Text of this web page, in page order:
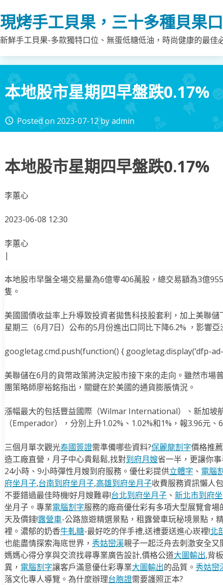
to
content
現烤手工貝果，三十多種貝果
新鮮手工貝果-多款獨特口位、無蛋低糖低油，時尚健康的最
本地股市星期四早盤跌0.17%
access_time Posted on 2023-07-12byadmin
本地股市星期四早盤跌0.17%
李蕙心
2023-06-08 12:30
李蕙心
|
本地股市早盤全場交易量為6億零406萬股，總交易額為3億
隻。
美國國債收益率上升導致投資者拋售科技股套利，加上美聯
星期三（6月7日）公布的5月份進出口同比下降6.2% ，影響
googletag.cmd.push(function() { googletag.display(‘dfp-ad-
美聯儲在6月的貨幣政策將決定股市接下來的走向。雖然市場
團策略師廖裕銘指出，關鍵在於美國的通貨膨脹情況。
漲幅最大的包括豐益國際（Wilmar International）、新加坡
（Emperador），分別上升1.02%、1.02%和1%，報3.96元、
三個月單次觀光泰國簽證需準備哪些資料?保麗龍割字價格推
造工廠直營，月子中心貴鬆鬆,找對到府月嫂省一半，更讓你
24小時、9小時彈性月嫂到府服務。優仕彩提供立體字 、 電腦
府坐月子,台南到府坐月子,高雄到府坐月子收費服務資訊懶人
不要錯過最佳時機!好月嫂難尋!台北到府坐月子、 新北市到府
坐月子。專業電腦割字服務的廠商優仕彩有多項大型展覽會場
天及價錢!露營車-公路旅遊精選景點，租露營車玩秘境景點，
裡。濃郁的奶香牛軋糖-最好吃的伴手禮,送禮要送進心崁裡!北
也能盡情探索海底世界， 秀姑巒溪親子一起泛舟去​刺激安全
媽媽心得分享與交流找尋專業廣告設計,價格公道大圖輸出,背
異， 電腦割字讓客戶滿意優仕彩專業大圖輸出的品質。 秀姑巒
落文化專人導覽。為什麼辦理台胞證需要護照正本?